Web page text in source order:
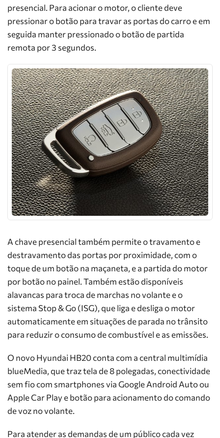
presencial. Para acionar o motor, o cliente deve
pressionar o botão para travar as portas do carro e em
seguida manter pressionado o botão de partida
remota por 3 segundos.
A chave presencial também permite o travamento e
destravamento das portas por proximidade, com o
toque de um botão na maçaneta, e a partida do motor
por botão no painel. Também estão disponíveis
alavancas para troca de marchas no volante e o
sistema Stop & Go (ISG), que liga e desliga o motor
automaticamente em situações de parada no trânsito
para reduzir o consumo de combustível e as emissões.
O novo Hyundai HB20 conta com a central multimídia
blueMedia, que traz tela de 8 polegadas, conectividade
sem fio com smartphones via Google Android Auto ou
Apple Car Play e botão para acionamento do comando
de voz no volante.
Para atender as demandas de um público cada vez